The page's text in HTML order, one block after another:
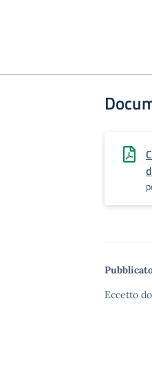
Eccetto